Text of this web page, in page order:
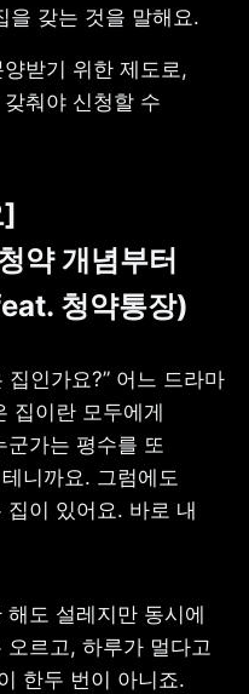
을 갖는 것을 말해요.
받기 위한 제도로,
춰야 신청할 수
]
약 개념부터
청약통장)
인가요?” 어느 드라마
집이란 모두에게
군가는 평수를 또
니까요. 그럼에도
이 있어요. 바로 내
도 설레지만 동시에
르고, 하루가 멀다고
한두 번이 아니죠.